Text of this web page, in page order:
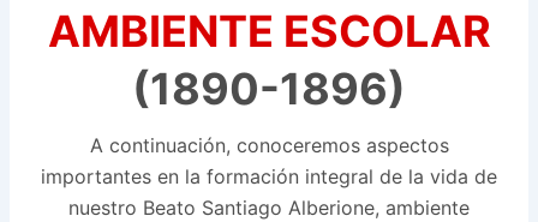
AMBIENTE ESCOLAR
(1890-1896)
A continuación, conoceremos aspectos
importantes en la formación integral de la vida de
nuestro Beato Santiago Alberione, ambiente